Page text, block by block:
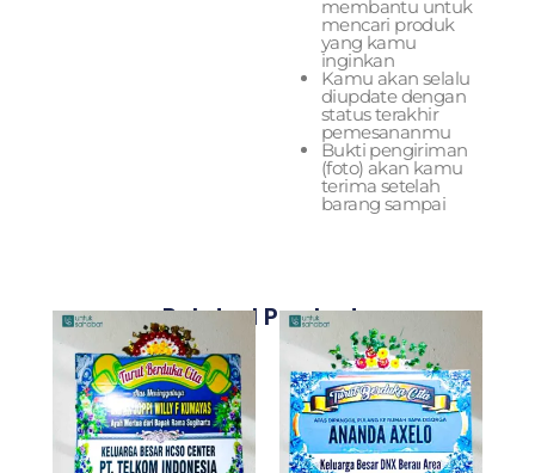
membantu untuk
mencari produk
yang kamu
inginkan
Kamu akan selalu
diupdate dengan
status terakhir
pemesananmu
Bukti pengiriman
(foto) akan kamu
terima setelah
barang sampai
Related Products